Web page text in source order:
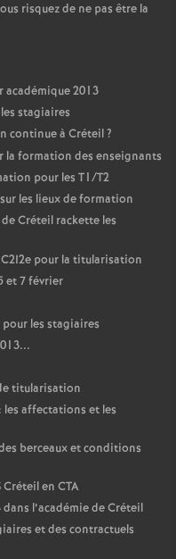
risquez de ne pas être la
2013
stagiaires
continue à Créteil?
la formation des enseignants
pour les T1/T2
les lieux de formation
Créteil rackette les
pour la titularisation
et 7 février
les stagiaires
titularisation
affectations et les
berceaux et conditions
Créteil en CTA
l’académie de Créteil
et des contractuels